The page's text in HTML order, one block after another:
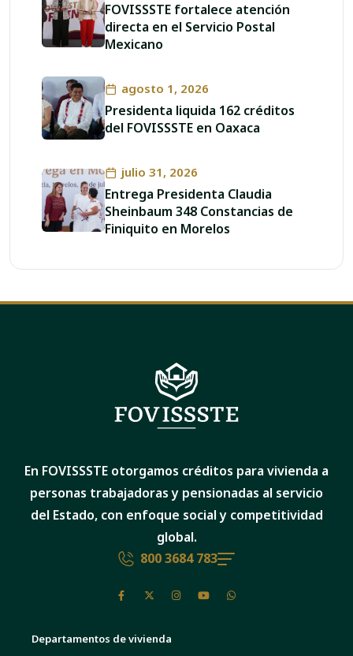
FOVISSSTE fortalece atención
directa en el Servicio Postal
Mexicano
agosto 1, 2026
Presidenta liquida 162 créditos
del FOVISSSTE en Oaxaca
julio 31, 2026
Entrega Presidenta Claudia
Sheinbaum 348 Constancias de
Finiquito en Morelos
En FOVISSSTE otorgamos créditos para vivienda a
personas trabajadoras y pensionadas al servicio
del Estado, con enfoque social y competitividad
global.
800 3684 783
Departamentos de vivienda